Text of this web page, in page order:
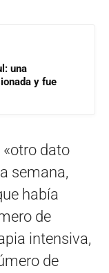
una
y fue
«otro dato
semana,
había
de
intensiva,
de